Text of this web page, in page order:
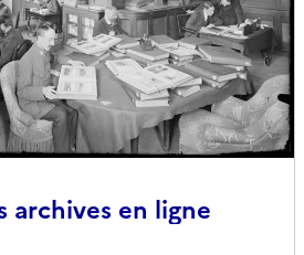
archives en ligne